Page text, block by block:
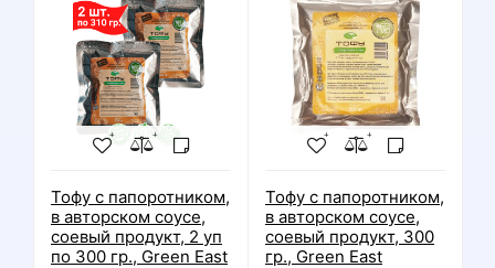
Тофу с папоротником,
в авторском соусе,
соевый продукт, 2 уп
по 300 гр., Green East
Тофу с папоротником,
в авторском соусе,
соевый продукт, 300
гр., Green East